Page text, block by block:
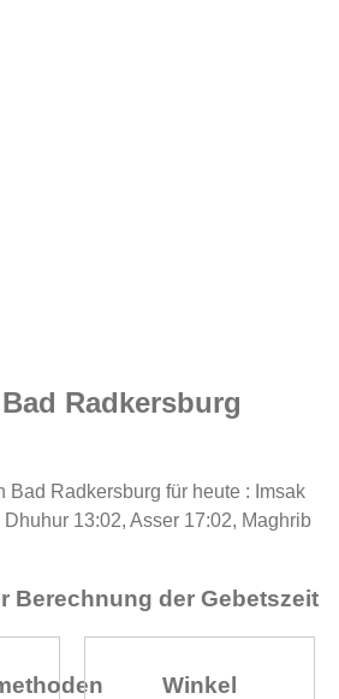
Radkersburg
Bad Radkersburg für heute : Imsak
13:02, Asser 17:02, Maghrib
Berechnung der Gebetszeit
Winkel